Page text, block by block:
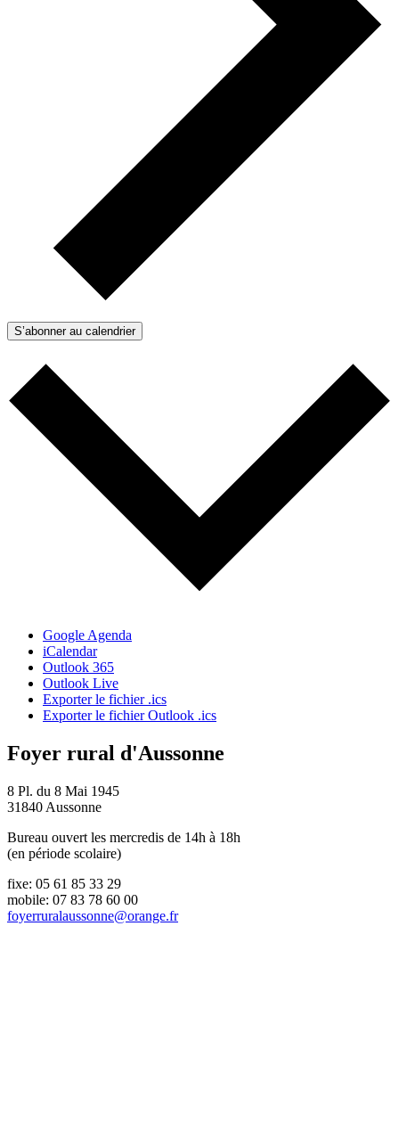
S’abonner au calendrier
Google Agenda
iCalendar
Outlook 365
Outlook Live
Exporter le fichier .ics
Exporter le fichier Outlook .ics
Foyer rural d'Aussonne
8 Pl. du 8 Mai 1945
31840 Aussonne
Bureau ouvert les mercredis de 14h à 18h
(en période scolaire)
fixe: 05 61 85 33 29
mobile: 07 83 78 60 00
foyerruralaussonne@orange.fr